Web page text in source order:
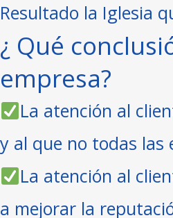
Resultado la Iglesia
⁣¿ Qué
empresa? ⁣
La atención al
y ⁣al que no todas las
La atención al
a mejorar la